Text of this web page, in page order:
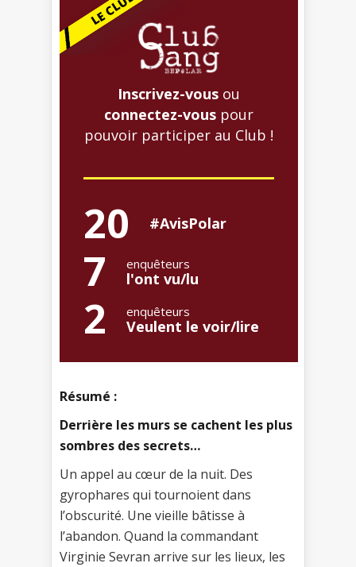
Inscrivez-vous ou
connectez-vous pour
pouvoir participer au Club !
20 #AvisPolar
7 enquêteurs
l'ont vu/lu
2 enquêteurs
Veulent le voir/lire
Résumé :
Derrière les murs se cachent les plus
sombres des secrets…
Un appel au cœur de la nuit. Des
gyrophares qui tournoient dans
l’obscurité. Une vieille bâtisse à
l’abandon. Quand la commandant
Virginie Sevran arrive sur les lieux, les